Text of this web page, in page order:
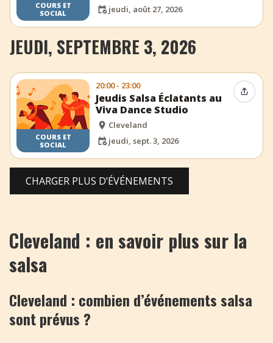
COURS ET
SOCIAL
jeudi, août 27, 2026
JEUDI, SEPTEMBRE 3, 2026
COURS ET
SOCIAL
20:00 - 23:00
Jeudis Salsa Éclatants au
Viva Dance Studio
Cleveland
jeudi, sept. 3, 2026
CHARGER PLUS D’ÉVÉNEMENTS
Cleveland : en savoir plus sur la
salsa
Cleveland : combien d’événements salsa
sont prévus ?